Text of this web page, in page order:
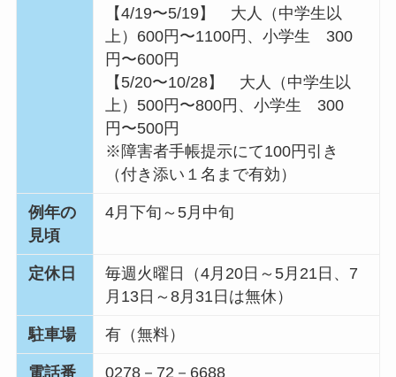
【4/19〜5/19】 大人（中学生以
上）600円〜1100円、小学生 300
円〜600円
【5/20〜10/28】 大人（中学生以
上）500円〜800円、小学生 300
円〜500円
※障害者手帳提示にて100円引き
（付き添い１名まで有効）
例年の
見頃
4月下旬～5月中旬
定休日
毎週火曜日（4月20日～5月21日、7
月13日～8月31日は無休）
駐車場 有（無料）
電話番
0278－72－6688